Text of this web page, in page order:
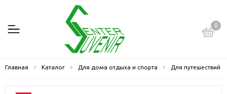
0
Главная Каталог Для дома отдыха и спорта Для путешествий